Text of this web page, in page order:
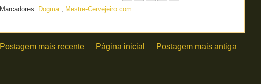
Marcadores: Dogma , Mestre-Cervejeiro.com
Postagem mais recente Postagem mais antiga
Página inicial